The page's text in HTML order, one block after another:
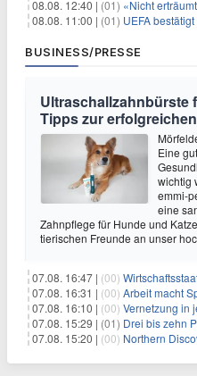
08.08. 12:40 | (01) «Nicht erträumt»:
08.08. 11:00 | (01) UEFA bestätigt
BUSINESS/PRESSE
Ultraschallzahnbürste
Tipps zur
Eine
wichtig
emmi-
eine
Zahnpflege für Hunde und
tierischen Freunde an unser
07.08. 16:47 | (00) Wirtschaftsstaatssekretär
07.08. 16:31 | (00) Arbeit macht
07.08. 16:10 | (00) Vernetzung in jeder
07.08. 15:29 | (01) Drei bis zehn
07.08. 15:20 | (00) Northern Discovery Metals